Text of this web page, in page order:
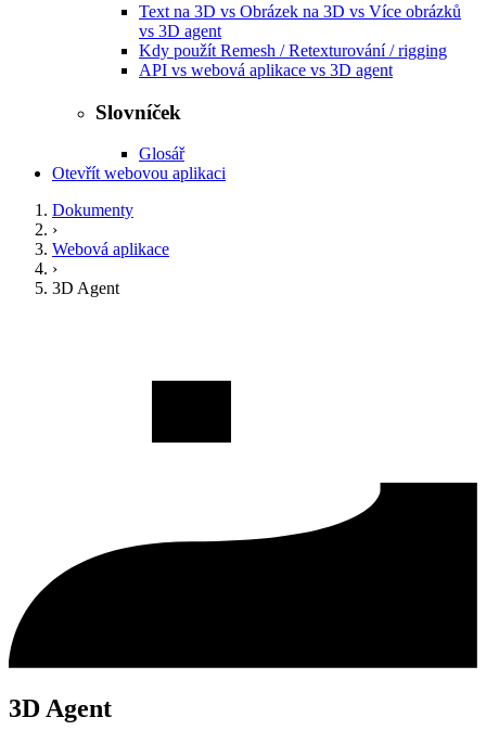
Text na 3D vs Obrázek na 3D vs Více obrázků
vs 3D agent
Kdy použít Remesh / Retexturování / rigging
API vs webová aplikace vs 3D agent
Slovníček
Glosář
Otevřít webovou aplikaci
Dokumenty
›
Webová aplikace
›
3D Agent
3D Agent